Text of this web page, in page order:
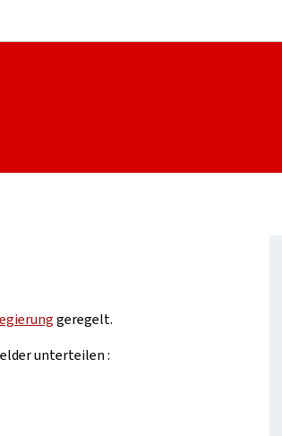
geregelt.
unterteilen :